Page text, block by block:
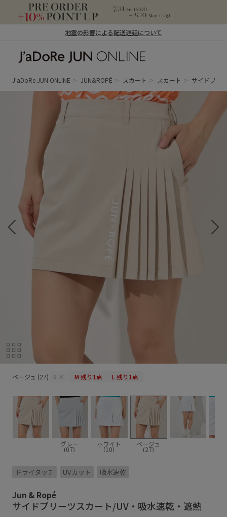
地震の影響による配送遅延について
ン オンライン）
J'aDoRe JUN ONLINE JUN&ROPÉ スカート スカート サイドプリ
ベージュ (27) S × M 残り1点 L残り1点
グレー
(07)
ホワイト
(10)
ベージュ
(27)
ドライタッチ UVカット 吸水速乾
Jun & Ropé
サイドプリーツスカート/UV・吸水速乾・遮熱